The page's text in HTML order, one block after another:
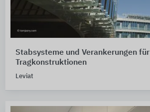
Stabsysteme und Verankerungen für
Tragkonstruktionen
Leviat